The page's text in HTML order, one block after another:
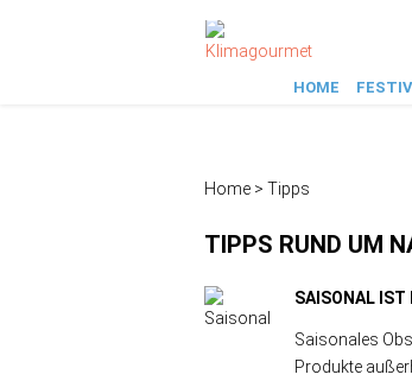
HOME
Home > Tipps
TIPPS RUND UM
SAISONAL IST
Saisonales
Produkte